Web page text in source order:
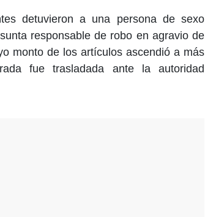
detuvieron a una persona de sexo
responsable de robo en agravio de
monto de los artículos ascendió a más
fue trasladada ante la autoridad